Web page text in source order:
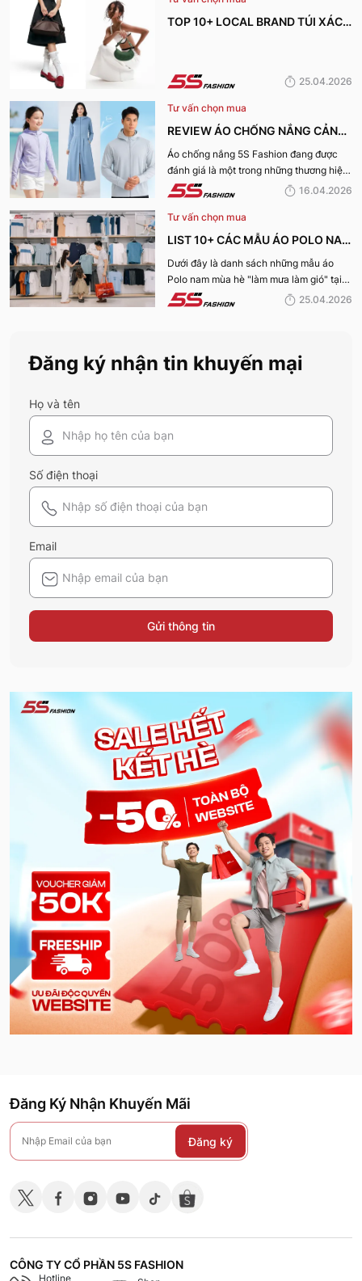
nay.
TOP 10+ LOCAL BRAND TÚI XÁCH
25.04.2026
Tư vấn chọn mua
REVIEW ÁO CHỐNG NẮNG CẢN
TIA UV, CHỐNG NẮNG TỐT NHẤT
CỦA 5S FASHION 2026
Áo chống nắng 5S Fashion đang được
đánh giá là một trong những thương hiệu
áo đáng mua hàng đầu hiện nay. Vậy
giá tích cực đến vậy? Cùng đi hết bài
viết nhé!
16.04.2026
Tư vấn chọn mua
LIST 10+ CÁC MẪU ÁO POLO NAM
MÙA HÈ BÁN CHẠY NHẤT CỦA 5S
FASHION 2026
Dưới đây là danh sách những mẫu áo
Polo nam mùa hè "làm mưa làm gió" tại
hệ thống 5S Fashion mà bất kỳ quý ông
25.04.2026
Đăng ký nhận tin khuyến mại
Họ và tên
Số điện thoại
Email
Gửi thông tin
Đăng Ký Nhận Khuyến Mãi
Đăng ký
CÔNG TY CỔ PHẦN 5S FASHION
Hotline